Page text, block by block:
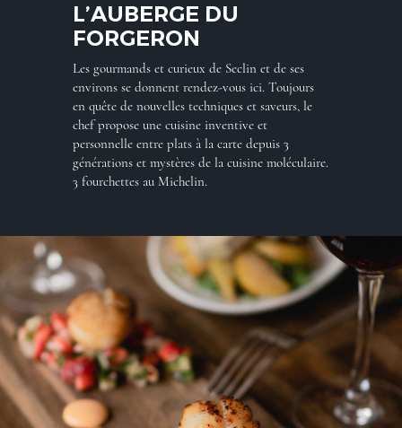
L’AUBERGE DU
FORGERON
Les gourmands et curieux de Seclin et de ses
environs se donnent rendez-vous ici. Toujours
en quête de nouvelles techniques et saveurs, le
chef propose une cuisine inventive et
personnelle entre plats à la carte depuis 3
générations et mystères de la cuisine moléculaire.
3 fourchettes au Michelin.